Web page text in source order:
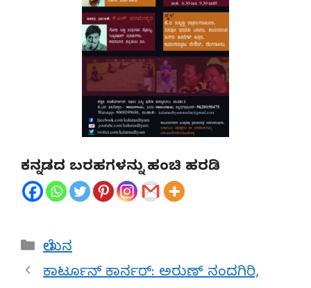
ಕನ್ನಡದ ಬರಹಗಳನ್ನು ಹಂಚಿ ಹರಡಿ
Categories
ಲೇಖನ
ಕಾರ್ಟೂನ್ ಕಾರ್ನರ್: ಅರುಣ್ ನಂದಗಿರಿ,